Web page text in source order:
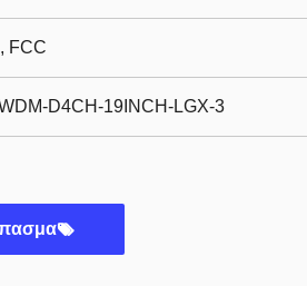
FCC
D4CH-19INCH-LGX-3